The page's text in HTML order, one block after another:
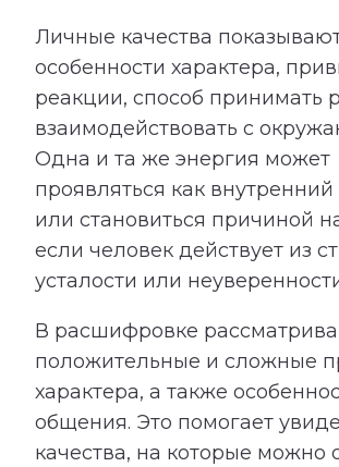
Личные качества
особенности характера,
реакции, способ принимать
взаимодействовать с
Одна и та же энергия может
проявляться как внутренний
или становиться причиной
если человек действует из
усталости или
В расшифровке
положительные и сложные
характера, а также
общения. Это помогает
качества, на которые можно